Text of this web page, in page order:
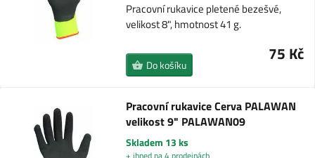
Pracovní rukavice pletené bezešvé,
velikost 8", hmotnost 41 g.
75 Kč
Do košíku
Pracovní rukavice Cerva PALAWAN
velikost 9" PALAWAN09
Skladem 13 ks